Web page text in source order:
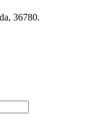
36780.